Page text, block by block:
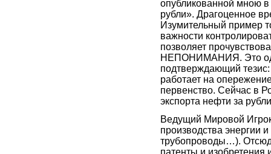
опубликованной мною
рубли». Драгоценное
Изумительный пример
важности
позволяет
НЕПОНИМАНИЯ. Это
подтверждающий
работает на
первенство. Сейчас в
экспорта нефти за
Ведущий Мировой Игрок
производства энергии
трубопроводы…).
патенты и изобретения